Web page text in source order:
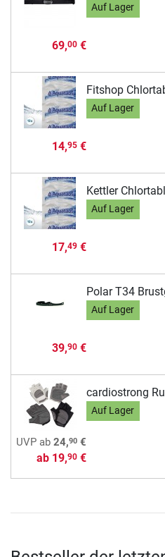
Auf Lager
69,00€
Fitshop
Auf Lager
14,95€
Kettler
Auf Lager
17,49€
Polar T34
Auf Lager
39,90€
cardiostrong
Auf Lager
UVPab 24,90€
ab 19,90€